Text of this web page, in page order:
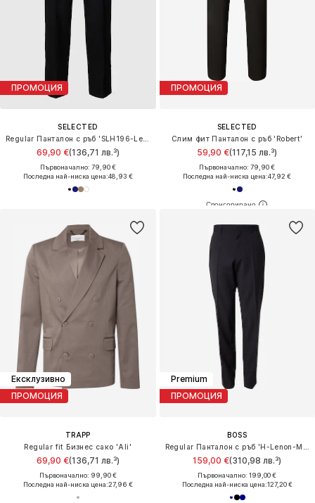
ПРОМОЦИЯ
SELECTED
69,90 €(136,71 лв.³)
Първоначално: 79,90 €
Последна най-ниска цена:48,93 €
ПРОМОЦИЯ
SELECTED
Слим фит Панталон с ръб 'Robert'
59,90 €(117,15 лв.³)
Първоначално: 79,90 €
Последна най-ниска цена:47,92 €
Ексклузивно
ПРОМОЦИЯ
TRAPP
Regular fit Бизнес сако 'Ali'
69,90 €(136,71 лв.³)
Първоначално: 99,90 €
Последна най-ниска цена:27,96 €
Premium
ПРОМОЦИЯ
BOSS
159,00 €(310,98 лв.³)
Първоначално: 199,00 €
Последна най-ниска цена:127,20 €